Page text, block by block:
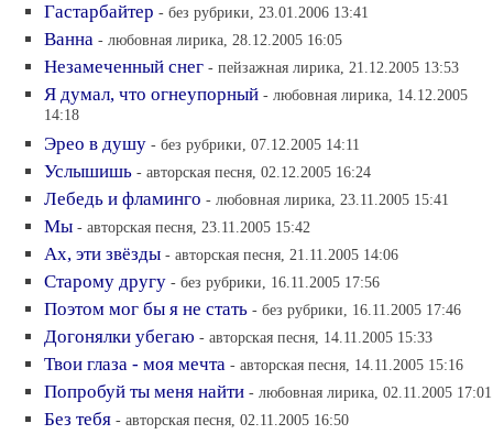
Гастарбайтер - без рубрики, 23.01.2006 13:41
Ванна - любовная лирика, 28.12.2005 16:05
Незамеченный снег - пейзажная лирика, 21.12.2005 13:53
Я думал, что огнеупорный - любовная лирика, 14.12.2005
14:18
Эрео в душу - без рубрики, 07.12.2005 14:11
Услышишь - авторская песня, 02.12.2005 16:24
Лебедь и фламинго - любовная лирика, 23.11.2005 15:41
Мы - авторская песня, 23.11.2005 15:42
Ах, эти звёзды - авторская песня, 21.11.2005 14:06
Старому другу - без рубрики, 16.11.2005 17:56
Поэтом мог бы я не стать - без рубрики, 16.11.2005 17:46
Догонялки убегаю - авторская песня, 14.11.2005 15:33
Твои глаза - моя мечта - авторская песня, 14.11.2005 15:16
Попробуй ты меня найти - любовная лирика, 02.11.2005 17:01
Без тебя - авторская песня, 02.11.2005 16:50